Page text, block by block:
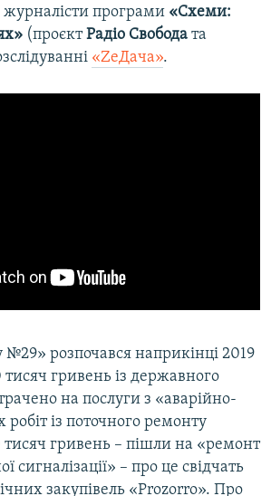
програми «Схеми:
(проєктРадіо Свобода та
«ZeДача».
розпочався наприкінці 2019
гривень із державного
на послуги з «аварійно-
із поточного ремонту
тисяч гривень – пішли на «ремонт
сигналізації» – про це свідчать
закупівель «Prozorro». Про